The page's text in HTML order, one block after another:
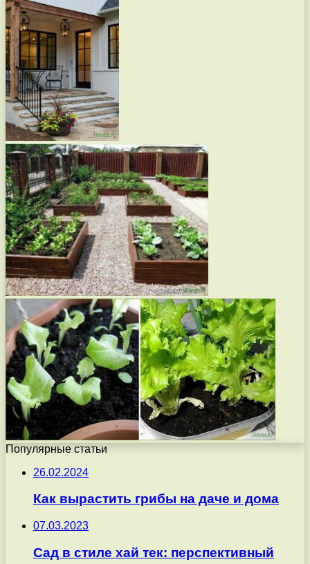
Популярные статьи
26.02.2024
Как вырастить грибы на даче и дома
07.03.2023
Сад в стиле хай тек: перспективный